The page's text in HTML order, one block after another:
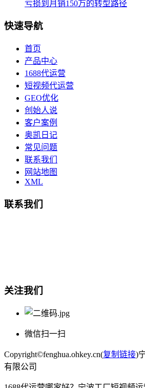
亏损到月销150万的转型路径
快速导航
首页
产品中心
1688代运营
短视频代运营
GEO优化
创始人说
客户案例
奥凯日记
常见问题
联系我们
网站地图
XML
联系我们
关注我们
微信扫一扫
Copyright©fenghua.ohkey.cn(复制链接)
有限公司